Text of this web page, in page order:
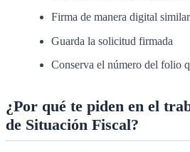
Firma de manera digital
Guarda la solicitud firmada
Conserva el número del folio
¿Por qué te piden en el
de Situación Fiscal?